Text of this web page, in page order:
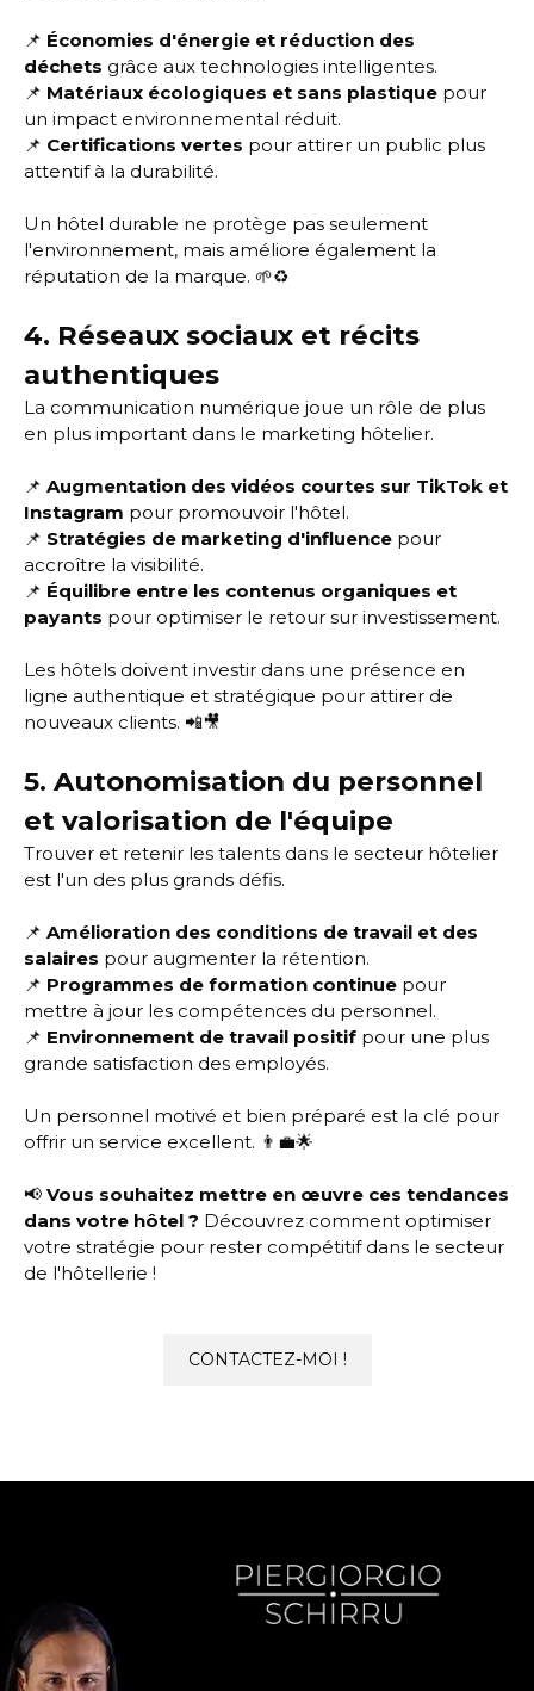
📌 Économies d'énergie et réduction des
déchets grâce aux technologies intelligentes.
📌 Matériaux écologiques et sans plastique pour
un impact environnemental réduit.
📌 Certifications vertes pour attirer un public plus
attentif à la durabilité.
Un hôtel durable ne protège pas seulement
l'environnement, mais améliore également la
réputation de la marque. 🌱♻️
4. Réseaux sociaux et récits
authentiques
La communication numérique joue un rôle de plus
en plus important dans le marketing hôtelier.
📌 Augmentation des vidéos courtes sur TikTok et
Instagram pour promouvoir l'hôtel.
📌 Stratégies de marketing d'influence pour
accroître la visibilité.
📌 Équilibre entre les contenus organiques et
payants pour optimiser le retour sur investissement.
Les hôtels doivent investir dans une présence en
ligne authentique et stratégique pour attirer de
nouveaux clients. 📲🎥
5. Autonomisation du personnel
et valorisation de l'équipe
Trouver et retenir les talents dans le secteur hôtelier
est l'un des plus grands défis.
📌 Amélioration des conditions de travail et des
salaires pour augmenter la rétention.
📌 Programmes de formation continue pour
mettre à jour les compétences du personnel.
📌 Environnement de travail positif pour une plus
grande satisfaction des employés.
Un personnel motivé et bien préparé est la clé pour
offrir un service excellent. 👨‍💼🌟
📢 Vous souhaitez mettre en œuvre ces tendances
dans votre hôtel ? Découvrez comment optimiser
votre stratégie pour rester compétitif dans le secteur
de l'hôtellerie !
CONTACTEZ-MOI !